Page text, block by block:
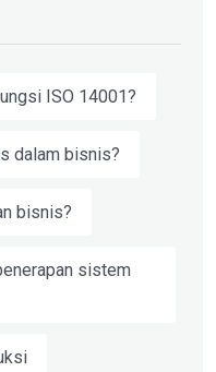
ISO 14001?
dalam bisnis?
bisnis?
sistem